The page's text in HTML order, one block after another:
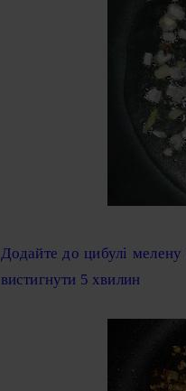
Додайте до цибулі
вистигнути 5 хвилин